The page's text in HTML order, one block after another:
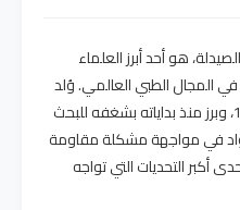
هو أحد أبرز العلماء
المجال الطبي العالمي. وُلد
في مدينة فاس المغربية عام 1962، وبرز منذ بداياته بشغفه للبحث
في مواجهة مشكلة مقاومة
أكبر التحديات التي تواجه